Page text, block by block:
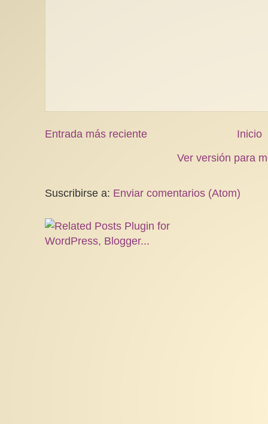
Entrada más reciente
Inicio
Ver versión para
Suscribirse a: Enviar comentarios (Atom)